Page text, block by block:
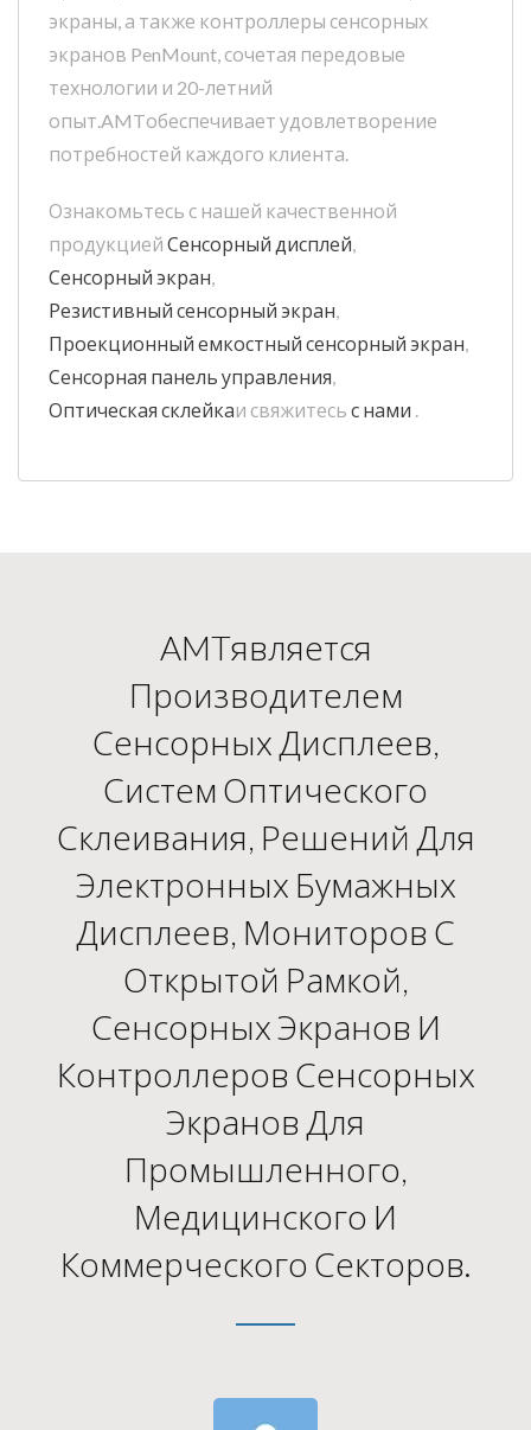
экраны, а также контроллеры сенсорных
экранов PenMount, сочетая передовые
технологии и 20-летний
опыт.AMTобеспечивает удовлетворение
потребностей каждого клиента.
Ознакомьтесь с нашей качественной
продукцией Сенсорный дисплей
Сенсорный экран
Резистивный сенсорный экран
Проекционный емкостный сенсорный экран
Сенсорная панель управления
Оптическая склейкаи свяжитесь с нами
AMTявляется
Производителем
Сенсорных Дисплеев,
Систем Оптического
Склеивания, Решений Для
Электронных Бумажных
Дисплеев, Мониторов С
Открытой Рамкой,
Сенсорных Экранов И
Контроллеров Сенсорных
Экранов Для
Промышленного,
Медицинского И
Коммерческого Секторов.